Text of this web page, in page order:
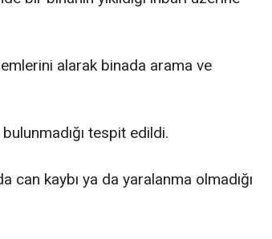
alarak binada arama ve
tespit edildi.
can kaybı ya da yaralanma olmadığı